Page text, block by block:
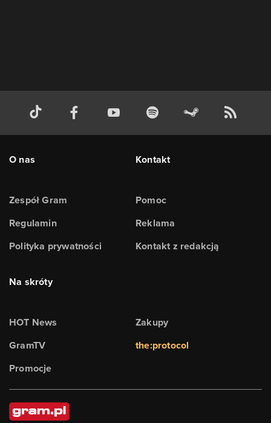
O nas
Zespół Gram
Regulamin
Polityka prywatności
Kontakt
Pomoc
Reklama
Kontakt z redakcją
Na skróty
HOT News
GramTV
Promocje
Zakupy
the:protocol